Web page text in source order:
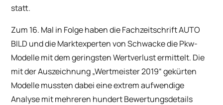
statt.
Zum 16. Mal in Folge haben die Fachzeitschrift AUTO
BILD und die Marktexperten von Schwacke die Pkw-
Modelle mit dem geringsten Wertverlust ermittelt. Die
mit der Auszeichnung „Wertmeister 2019“ gekürten
Modelle mussten dabei eine extrem aufwendige
Analyse mit mehreren hundert Bewertungsdetails